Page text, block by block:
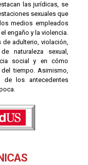
las jurídicas, se
sexuales que
medios empleados
engaño y la violencia.
de adulterio, violación,
naturaleza sexual,
social y en cómo
tiempo. Asimismo,
los antecedentes